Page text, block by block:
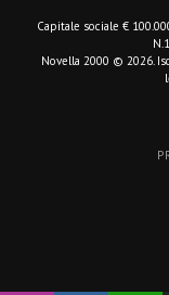
Capitale sociale €
Novella 2000 © 2026.